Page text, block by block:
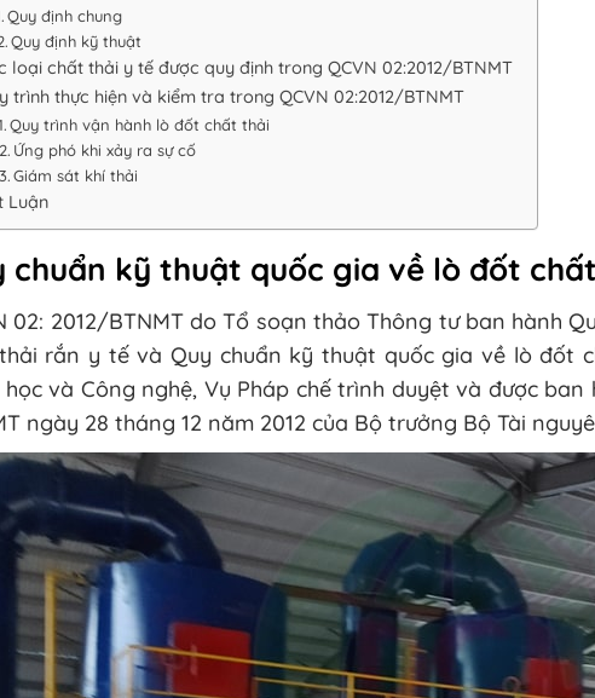
Quy định chung
Quy định kỹ thuật
loại chất thải y tế được quy định trong QCVN 02:2012/BTNMT
trình thực hiện và kiểm tra trong QCVN 02:2012/BTNMT
Quy trình vận hành lò đốt chất thải
Ứng phó khi xảy ra sự cố
Giám sát khí thải
Luận
chuẩn kỹ thuật quốc gia về lò đốt
02: 2012/BTNMT do Tổ soạn thảo Thông tư ban hành
rắn y tế và Quy chuẩn kỹ thuật quốc gia về lò đốt
học và Công nghệ, Vụ Pháp chế trình duyệt và được
ngày 28 tháng 12 năm 2012 của Bộ trưởng Bộ Tài